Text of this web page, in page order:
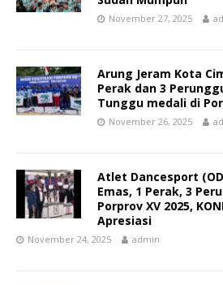
November 27, 2025
Arung Jeram Kota
Perak dan 3
Tunggu medali di
November 26, 2025
Atlet Dancesport
Emas, 1 Perak, 3
Porprov XV 2025,
Apresiasi
November 24, 2025 admin